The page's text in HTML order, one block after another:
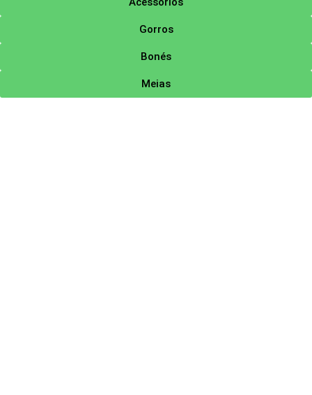
Gorros
Bonés
Meias